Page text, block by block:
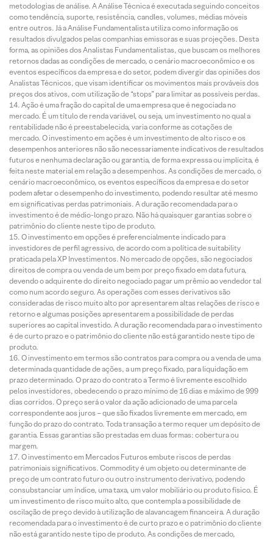
metodologias de análise. A Análise Técnica é executada seguindo conceitos
como tendência, suporte, resistência, candles, volumes, médias móveis
entre outros. Já a Análise Fundamentalista utiliza como informação os
resultados divulgados pelas companhias emissoras e suas projeções. Desta
forma, as opiniões dos Analistas Fundamentalistas, que buscam os melhores
retornos dadas as condições de mercado, o cenário macroeconômico e os
eventos específicos da empresa e do setor, podem divergir das opiniões dos
Analistas Técnicos, que visam identificar os movimentos mais prováveis dos
preços dos ativos, com utilização de “stops” para limitar as possíveis perdas.
Ação é uma fração do capital de uma empresa que é negociada no
mercado. É um título de renda variável, ou seja, um investimento no qual a
rentabilidade não é preestabelecida, varia conforme as cotações de
mercado. O investimento em ações é um investimento de alto risco e os
desempenhos anteriores não são necessariamente indicativos de resultados
futuros e nenhuma declaração ou garantia, de forma expressa ou implícita, é
feita neste material em relação a desempenhos. As condições de mercado, o
cenário macroeconômico, os eventos específicos da empresa e do setor
podem afetar o desempenho do investimento, podendo resultar até mesmo
em significativas perdas patrimoniais. A duração recomendada para o
investimento é de médio-longo prazo. Não há quaisquer garantias sobre o
patrimônio do cliente neste tipo de produto.
O investimento em opções é preferencialmente indicado para
investidores de perfil agressivo, de acordo com a política de suitability
praticada pela XP Investimentos. No mercado de opções, são negociados
direitos de compra ou venda de um bem por preço fixado em data futura,
devendo o adquirente do direito negociado pagar um prêmio ao vendedor tal
como num acordo seguro. As operações com esses derivativos são
consideradas de risco muito alto por apresentarem altas relações de risco e
retorno e algumas posições apresentarem a possibilidade de perdas
superiores ao capital investido. A duração recomendada para o investimento
é de curto prazo e o patrimônio do cliente não está garantido neste tipo de
produto.
O investimento em termos são contratos para compra ou a venda de uma
determinada quantidade de ações, a um preço fixado, para liquidação em
prazo determinado. O prazo do contrato a Termo é livremente escolhido
pelos investidores, obedecendo o prazo mínimo de 16 dias e máximo de 999
dias corridos. O preço será o valor da ação adicionado de uma parcela
correspondente aos juros – que são fixados livremente em mercado, em
função do prazo do contrato. Toda transação a termo requer um depósito de
garantia. Essas garantias são prestadas em duas formas: cobertura ou
margem.
O investimento em Mercados Futuros embute riscos de perdas
patrimoniais significativos. Commodity é um objeto ou determinante de
preço de um contrato futuro ou outro instrumento derivativo, podendo
consubstanciar um índice, uma taxa, um valor mobiliário ou produto físico. É
um investimento de risco muito alto, que contempla a possibilidade de
oscilação de preço devido à utilização de alavancagem financeira. A duração
recomendada para o investimento é de curto prazo e o patrimônio do cliente
não está garantido neste tipo de produto. As condições de mercado,